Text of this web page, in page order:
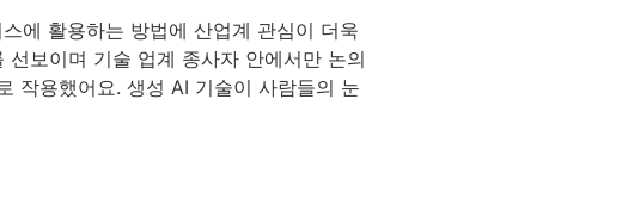
에 활용하는 방법에 산업계 관심이 더욱
선보이며 기술 업계 종사자 안에서만 논의
작용했어요. 생성 AI 기술이 사람들의 눈